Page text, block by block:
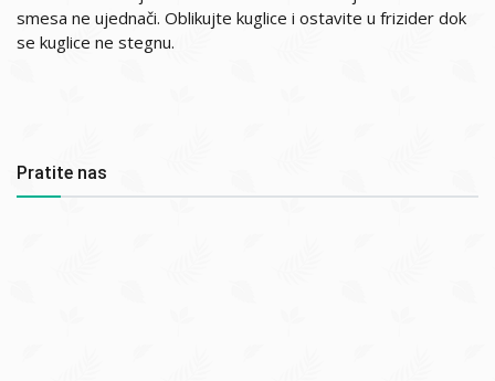
smesa ne ujednači. Oblikujte kuglice i ostavite u frizider dok
se kuglice ne stegnu.
Pratite nas